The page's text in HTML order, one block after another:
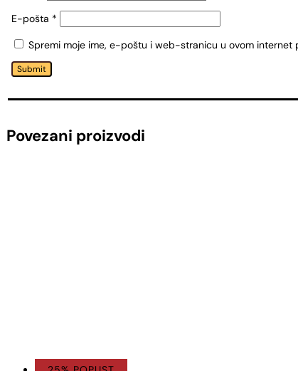
E-pošta *
Spremi moje ime, e-poštu i web-stranicu u ovom internet
Submit
Povezani proizvodi